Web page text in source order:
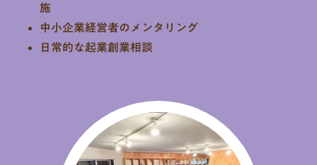
施
中小企業経営者のメンタリング
日常的な起業創業相談